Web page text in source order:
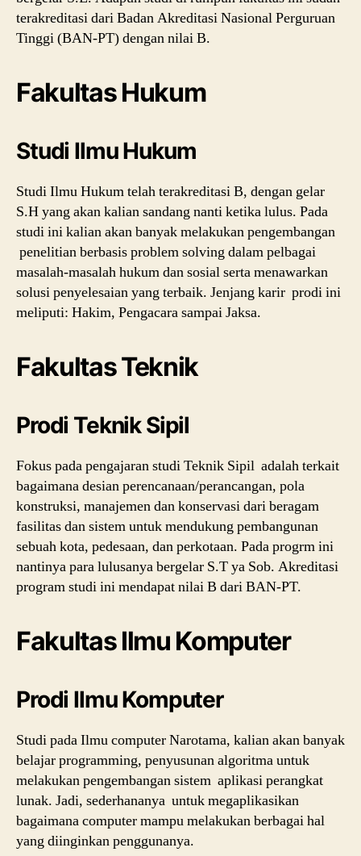
terakreditasi dari Badan Akreditasi Nasional Perguruan
Tinggi (BAN-PT) dengan nilai B.
Fakultas Hukum
Studi Ilmu Hukum
Studi Ilmu Hukum telah terakreditasi B, dengan gelar
S.H yang akan kalian sandang nanti ketika lulus. Pada
studi ini kalian akan banyak melakukan pengembangan
penelitian berbasis problem solving dalam pelbagai
masalah-masalah hukum dan sosial serta menawarkan
solusi penyelesaian yang terbaik. Jenjang karir prodi ini
meliputi: Hakim, Pengacara sampai Jaksa.
Fakultas Teknik
Prodi Teknik Sipil
Fokus pada pengajaran studi Teknik Sipil adalah terkait
bagaimana desian perencanaan/perancangan, pola
konstruksi, manajemen dan konservasi dari beragam
fasilitas dan sistem untuk mendukung pembangunan
sebuah kota, pedesaan, dan perkotaan. Pada progrm ini
nantinya para lulusanya bergelar S.T ya Sob. Akreditasi
program studi ini mendapat nilai B dari BAN-PT.
Fakultas Ilmu Komputer
Prodi Ilmu Komputer
Studi pada Ilmu computer Narotama, kalian akan banyak
belajar programming, penyusunan algoritma untuk
melakukan pengembangan sistem aplikasi perangkat
lunak. Jadi, sederhananya untuk megaplikasikan
bagaimana computer mampu melakukan berbagai hal
yang diinginkan penggunanya.